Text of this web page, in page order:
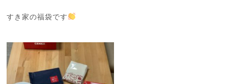
すき家の福袋です